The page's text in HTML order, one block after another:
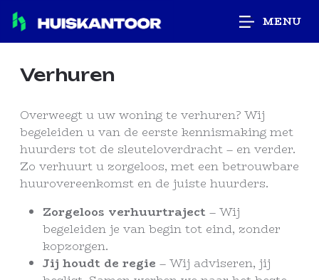
MENU
Verhuren
Overweegt u uw woning te verhuren? Wij
begeleiden u van de eerste kennismaking met
huurders tot de sleuteloverdracht – en verder.
Zo verhuurt u zorgeloos, met een betrouwbare
huurovereenkomst en de juiste huurders.
Zorgeloos verhuurtraject – Wij
begeleiden je van begin tot eind, zonder
kopzorgen.
Jij houdt de regie – Wij adviseren, jij